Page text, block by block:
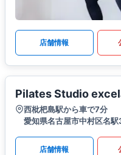
店舗情報
Pilates Studio excel
西枇杷島駅から車で7分
愛知県名古屋市中村区名
店舗情報